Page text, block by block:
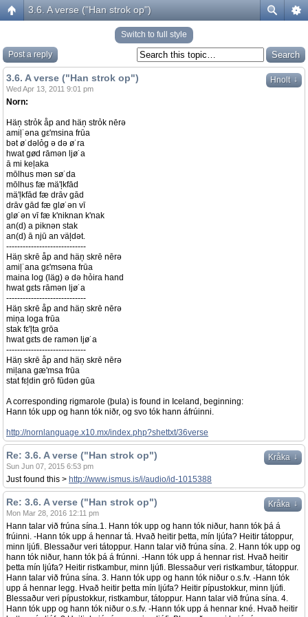
3.6. A verse ("Han strok op")
Switch to full style
Post a reply
Hnolt ↓
3.6. A verse ("Han strok op")
Wed Apr 13, 2011 9:01 pm
Norn:
Häņ strỏk åp and häņ strỏk nērə
amiļ˙əna gε'msina frūa
bət ø˙dəlỏg ə də ø˙ra
hwat gød rāmən ljø˙a
ā mi keļaka
mōlhus mən sø˙da
mōlhus fæ mä'ļkfād
mä'ļkfād fæ drāv gād
drāv gād fæ glø˙ən vī
glø˙ən vī fæ k'niknan k'nak
an(d) a piknən stak
an(d) ā njū an väļdət.
-----------------------------
Häņ skrē åp and häņ skrē nērə
amiļ˙ana gε'msəna frūa
maina log (läg) ə də hỏira hand
hwat gεts rāmən ljø˙a
-----------------------------
Häņ skrē åp and häņ skrē nērə
miņa loga frūa
stak fε'ļta grōa
hwat gεts de ramən ljø˙a
-----------------------------
Häņ skrē åp and häņ skrē nērə
miļana gæ'msa frūa
stat fεļdin grō fūdən gūa
A corresponding rigmarole (þula) is found in Iceland, beginning:
Hann tók upp og hann tók niðr, og svo tók hann áfrúinni.
http://nornlanguage.x10.mx/index.php?shettxt/36verse
Kråka ↓
Re: 3.6. A verse ("Han strok op")
Sun Jun 07, 2015 6:53 pm
Just found this > http://www.ismus.is/i/audio/id-1015388
Kråka ↓
Re: 3.6. A verse ("Han strok op")
Mon Mar 28, 2016 12:11 pm
Hann talar við frúna sína.1. Hann tók upp og hann tók niður, hann tók þá á
frúinni. -Hann tók upp á hennar tá. Hvað heitir þetta, mín ljúfa? Heitir tátoppur,
minn ljúfi. Blessaður veri tátoppur. Hann talar við frúna sína. 2. Hann tók upp og
hann tók niður, hann tók þá á frúnni. -Hann tók upp á hennar rist. Hvað heitir
þetta mín ljúfa? Heitir ristkambur, minn ljúfi. Blessaður veri ristkambur, tátoppur.
Hann talar við frúna sína. 3. Hann tók upp og hann tók niður o.s.fv. -Hann tók
upp á hennar legg. Hvað heitir þetta mín ljúfa? Heitir pípustokkur, minn ljúfi.
Blessaður veri pípustokkur, ristkambur, tátoppur. Hann talar við frúna sína. 4.
Hann tók upp og hann tók niður o.s.fv. -Hann tók upp á hennar kné. Hvað heitir